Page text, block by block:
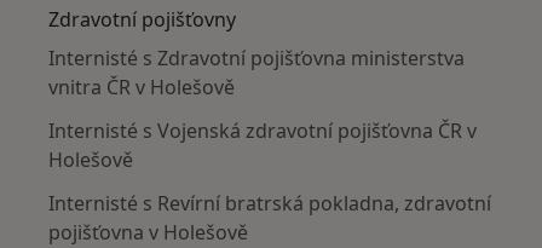
Zdravotní pojišťovny
Internisté s Zdravotní pojišťovna ministerstva
vnitra ČR v Holešově
Internisté s Vojenská zdravotní pojišťovna ČR v
Holešově
Internisté s Revírní bratrská pokladna, zdravotní
pojišťovna v Holešově